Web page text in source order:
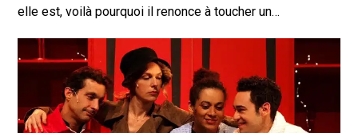
elle est, voilà pourquoi il renonce à toucher un…